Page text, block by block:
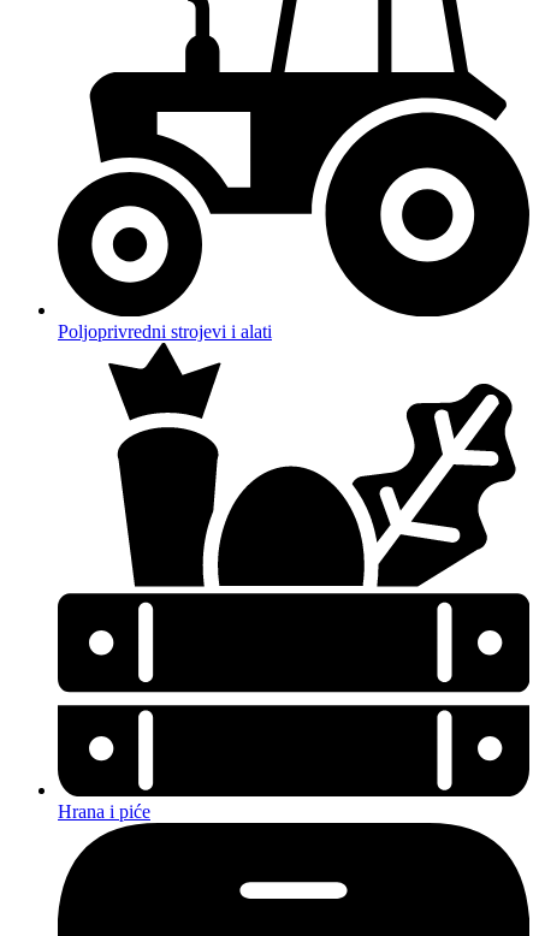
Poljoprivredni strojevi i alati
Hrana i piće